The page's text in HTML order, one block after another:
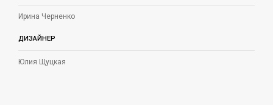
Ирина Черненко
ДИЗАЙНЕР
Юлия Щуцкая